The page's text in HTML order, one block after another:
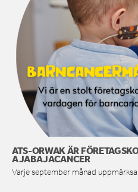
ATS-ORWAK ÄR
AJABAJACANCER
Varje september månad